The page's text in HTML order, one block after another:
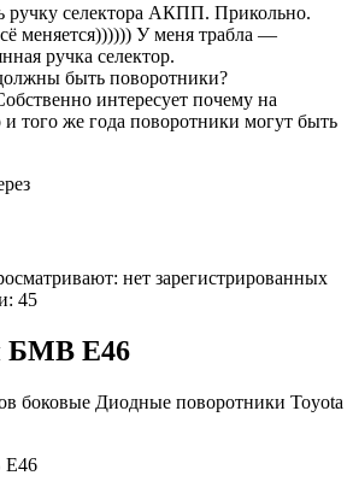
ручку селектора АКПП. Прикольно.
меняется)))))) У меня трабла —
ручка селектор.
быть поворотники?
интересует почему на
и того же года поворотники могут быть
нет зарегистрированных
45
БМВ Е46